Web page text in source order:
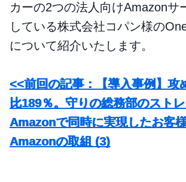
カーの2つの法人向けAmazonサ
している株式会社コパン様の
について紹介いたします。
<<前回の記事：【導入事例】攻
比189％。守りの総務部のストレ
Amazonで同時に実現したお客
Amazonの取組 (3)